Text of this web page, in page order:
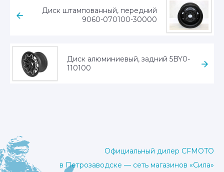
Диск штампованный, передний
9060-070100-30000
Диск алюминиевый, задний 5BY0-
110100
Официальный дилер CFMOTO
в Петрозаводске — сеть магазинов «Сила»